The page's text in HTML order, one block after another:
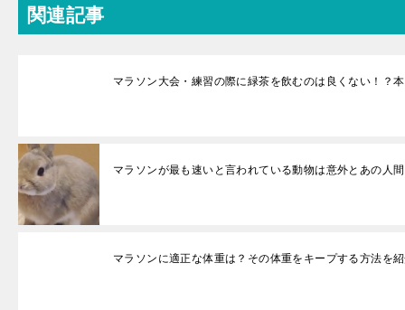
関連記事
マラソン大会・練習の際に緑茶を飲むのは良くない！？
マラソンが最も速いと言われている動物は意外とあの人
マラソンに適正な体重は？その体重をキープする方法を